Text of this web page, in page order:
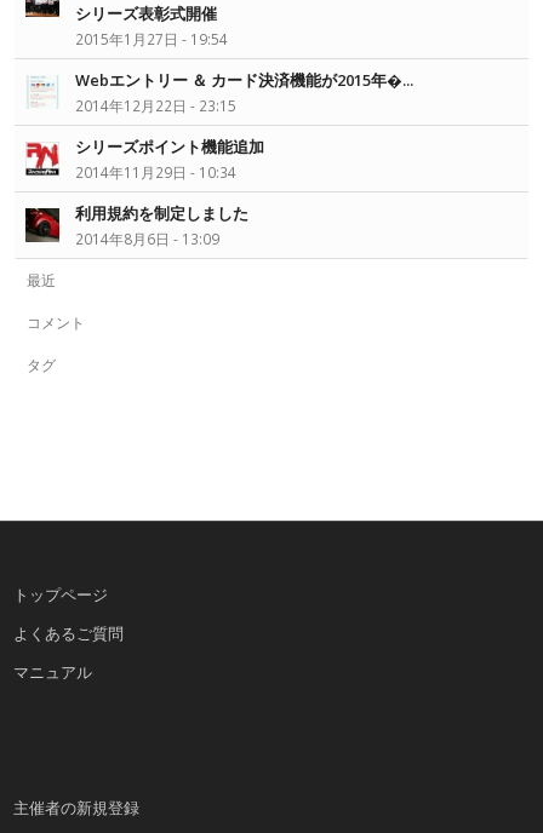
シリーズ表彰式開催
2015年1月27日 - 19:54
Webエントリー ＆ カード決済機能が2015年�...
2014年12月22日 - 23:15
シリーズポイント機能追加
2014年11月29日 - 10:34
利用規約を制定しました
2014年8月6日 - 13:09
最近
コメント
タグ
トップページ
よくあるご質問
マニュアル
主催者の新規登録